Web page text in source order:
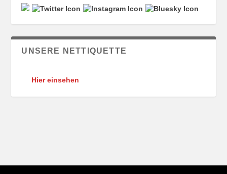
UNSERE NETTIQUETTE
Hier einsehen